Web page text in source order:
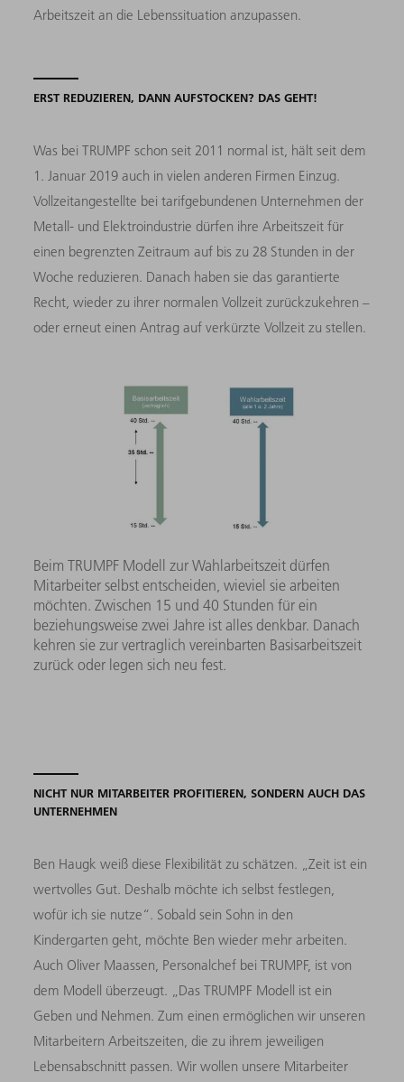
Arbeitszeit an die Lebenssituation anzupassen.
ERST REDUZIEREN, DANN AUFSTOCKEN? DAS GEHT!
Was bei TRUMPF schon seit 2011 normal ist, hält seit dem
1. Januar 2019 auch in vielen anderen Firmen Einzug.
Vollzeitangestellte bei tarifgebundenen Unternehmen der
Metall- und Elektroindustrie dürfen ihre Arbeitszeit für
einen begrenzten Zeitraum auf bis zu 28 Stunden in der
Woche reduzieren. Danach haben sie das garantierte
Recht, wieder zu ihrer normalen Vollzeit zurückzukehren –
oder erneut einen Antrag auf verkürzte Vollzeit zu stellen.
Beim TRUMPF Modell zur Wahlarbeitszeit dürfen
Mitarbeiter selbst entscheiden, wieviel sie arbeiten
möchten. Zwischen 15 und 40 Stunden für ein
beziehungsweise zwei Jahre ist alles denkbar. Danach
kehren sie zur vertraglich vereinbarten Basisarbeitszeit
zurück oder legen sich neu fest.
NICHT NUR MITARBEITER PROFITIEREN, SONDERN AUCH DAS
UNTERNEHMEN
Ben Haugk weiß diese Flexibilität zu schätzen. „Zeit ist ein
wertvolles Gut. Deshalb möchte ich selbst festlegen,
wofür ich sie nutze“. Sobald sein Sohn in den
Kindergarten geht, möchte Ben wieder mehr arbeiten.
Auch Oliver Maassen, Personalchef bei TRUMPF, ist von
dem Modell überzeugt. „Das TRUMPF Modell ist ein
Geben und Nehmen. Zum einen ermöglichen wir unseren
Mitarbeitern Arbeitszeiten, die zu ihrem jeweiligen
Lebensabschnitt passen. Wir wollen unsere Mitarbeiter